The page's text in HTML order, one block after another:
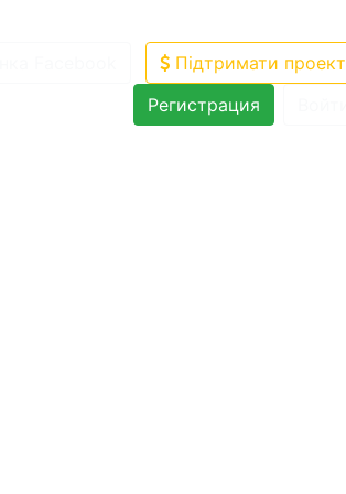
Підтримати проект
Регистрация